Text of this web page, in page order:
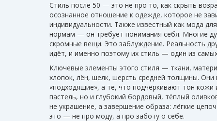
Стиль после 50 — это не про то, как скрыть
осознанное отношение к одежде, которое не
индивидуальности. Также известный как мода
нормам — он требует понимания себя. Многие
скромные вещи. Это заблуждение. Реальность
идёт, и именно поэтому их стиль — один из
Ключевые элементы этого стиля — ткани,
хлопок, лён, шелк, шерсть средней толщины. Они
«подходящие», а те, что подчёркивают тон
пастель, но и глубокий бордовый, тёплый
не украшение, а завершение образа: лёгкие
это — не про моду, а про заботу о себе.